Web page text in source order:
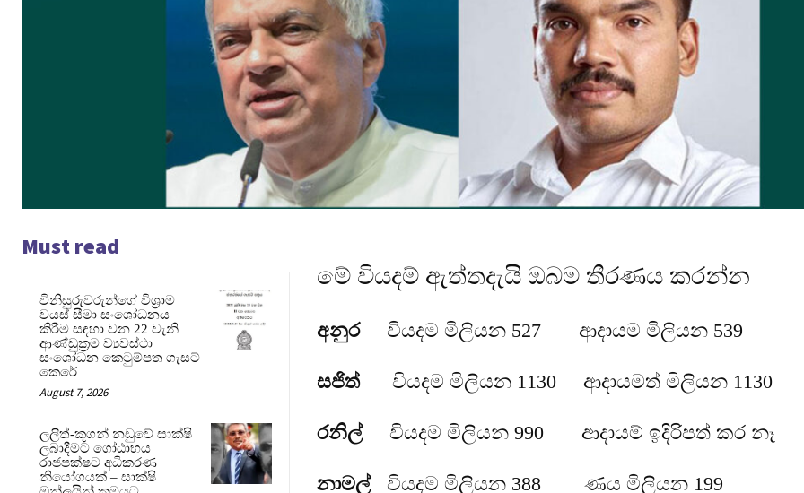
Must read
විනිසුරුවරුන්ගේ විශ්‍රාම
වයස් සීමා සංශෝධනය
කිරීම සඳහා වන 22 වැනි
ආණ්ඩුක්‍රම ව්‍යවස්ථා
සංශෝධන කෙටුම්පත ගැසට්
කෙරේ
August 7, 2026
ලලිත්-කූගන් නඩුවේ සාක්ෂි
ලබාදීමට ගෝඨාභය
රාජපක්ෂට අධිකරණ
නියෝගයක් – සාක්ෂි
මේ වියදම් ඇත්තදැයි ඔබම තීරණය කරන්න
අනුර වියදම මිලියන 527 ආදායම මිලියන 539
සජිත් වියදම මිලියන 1130 ආදායමත් මිලියන 1130
රනිල් වියදම මිලියන 990 ආදායම් ඉදිරිපත් කර නෑ
නාමල් වියදම මිලියන 388 ණය මිලියන 199